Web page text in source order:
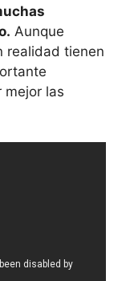
Aunque
realidad tienen
mejor las